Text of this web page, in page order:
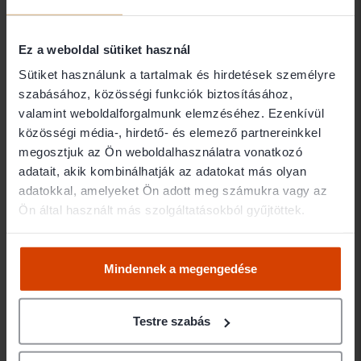
Ez a weboldal sütiket használ
Sütiket használunk a tartalmak és hirdetések személyre
szabásához, közösségi funkciók biztosításához,
valamint weboldalforgalmunk elemzéséhez. Ezenkívül
közösségi média-, hirdető- és elemező partnereinkkel
megosztjuk az Ön weboldalhasználatra vonatkozó
adatait, akik kombinálhatják az adatokat más olyan
adatokkal, amelyeket Ön adott meg számukra vagy az
Ön által használt más szolgáltatásokból gyűjtöttek.
Mindennek a megengedése
Testre szabás
megszüntetése, cégfelszámolás, szerződésírás,
szerződésszegések, vállalati adóügyek elrendezése esetén
is ajánlott.
Ha vállalati, cégjogi ügyvédet keres, kérjen személyre
szabott ajánlatokat, válasszon jogi szakértőt
értékelések, bemutatkozások, árak, díjak alapján:
céges jogi ügy beküldése.
/ Vállalkozás 4820 ügyvéd
Ábelné Dr. Juhász Mária